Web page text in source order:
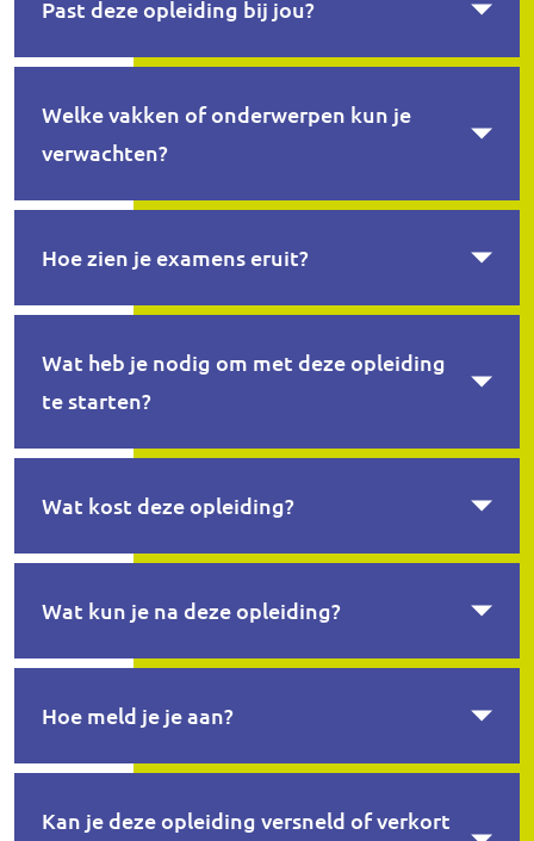
Past deze opleiding bij jou?
Welke vakken of onderwerpen kun je
verwachten?
Hoe zien je examens eruit?
Wat heb je nodig om met deze opleiding
te starten?
Wat kost deze opleiding?
Wat kun je na deze opleiding?
Hoe meld je je aan?
Kan je deze opleiding versneld of verkort